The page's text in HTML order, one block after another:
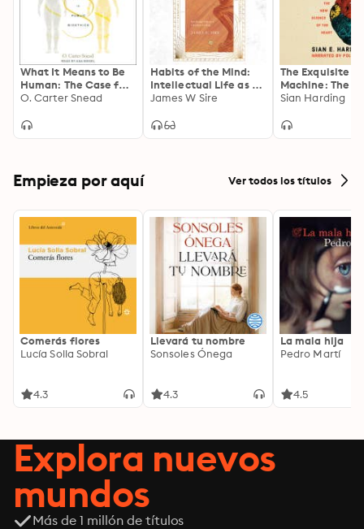
What It Means to Be
Human: The Case for
the Body in Public
O. Carter Snead
Habits of the Mind:
Intellectual Life as a
Christian Calling (IVP
Edition)
James W Sire
The Exquisite
Machine: The
Science of the
Sian Harding
Empieza por aquí Ver todos los títulos
Comerás flores
Lucía Solla Sobral
4.3
Llevará tu nombre
Sonsoles Ónega
4.3
La mala hija
Pedro Martí
4.5
Explora nuevos
mundos
Más de 1 millón de títulos